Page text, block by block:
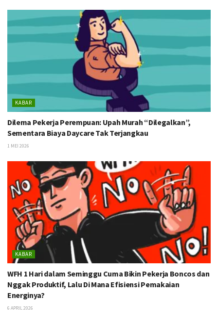
KABAR
Dilema Pekerja Perempuan: Upah Murah “Dilegalkan”,
Sementara Biaya Daycare Tak Terjangkau
1 MEI 2026
KABAR
WFH 1 Hari dalam Seminggu Cuma Bikin Pekerja Boncos dan
Nggak Produktif, Lalu Di Mana Efisiensi Pemakaian
Energinya?
6 APRIL 2026